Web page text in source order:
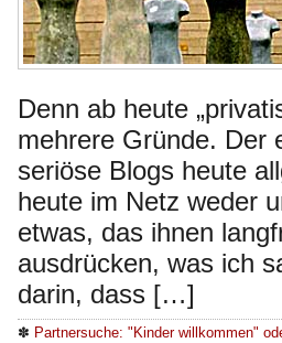
Denn ab heute
mehrere Gründe. Der
seriöse Blogs heute
heute im Netz weder
etwas, das ihnen
ausdrücken, was ich
darin, dass […]
✽ Partnersuche: "Kinder willkommen"